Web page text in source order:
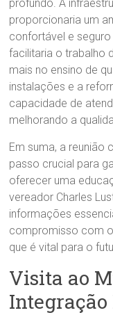
profundo. A
proporcionaria um
confortável e
facilitaria o trabalho
mais no ensino de
instalações e a
capacidade de
melhorando a
Em suma, a reunião
passo crucial para
oferecer uma
vereador Charles
informações
compromisso com
que é vital para o
Visita ao